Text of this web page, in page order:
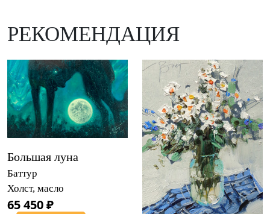
РЕКОМЕНДАЦИЯ
Большая луна
Баттур
Холст, масло
65 450 ₽